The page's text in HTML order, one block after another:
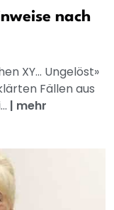
nach
XY... Ungelöst»
Fällen aus
| mehr